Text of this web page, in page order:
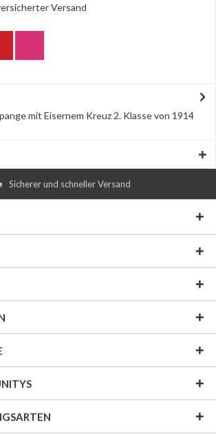
Versand
mit Eisernem Kreuz 2. Klasse von 1914
Sicherer und schneller Versand